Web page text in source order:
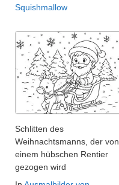
Squishmallow
Schlitten des
Weihnachtsmanns, der von
einem hübschen Rentier
gezogen wird